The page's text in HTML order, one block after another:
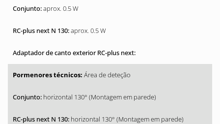
aprox. 0.5 W
aprox. 0.5 W
Área de deteção
horizontal 130° (Montagem em parede)
horizontal 130° (Montagem em parede)